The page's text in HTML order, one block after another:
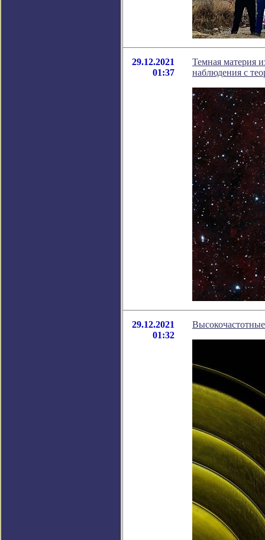
29.12.2021
01:37
Темная материя
наблюдения с
29.12.2021
01:32